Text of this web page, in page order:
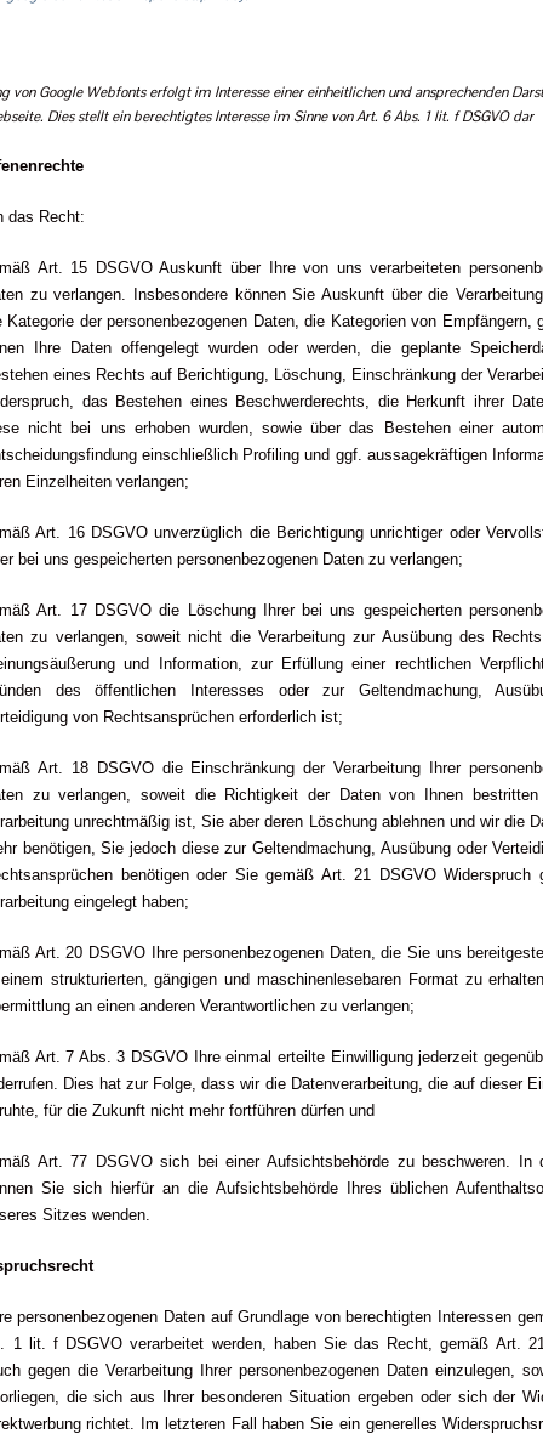
von Google Webfonts erfolgt im Interesse einer einheitlichen und ansprechenden
Dies stellt ein berechtigtes Interesse im Sinne von Art. 6 Abs. 1 lit. f DSGVO dar
das Recht:
Art. 15 DSGVO Auskunft über Ihre von uns verarbeiteten
zu verlangen. Insbesondere können Sie Auskunft über die
Kategorie der personenbezogenen Daten, die Kategorien von Empfängern,
Ihre Daten offengelegt wurden oder werden, die geplante
eines Rechts auf Berichtigung, Löschung, Einschränkung der
das Bestehen eines Beschwerderechts, die Herkunft ihrer
nicht bei uns erhoben wurden, sowie über das Bestehen einer
einschließlich Profiling und ggf. aussagekräftigen
Einzelheiten verlangen;
Art. 16 DSGVO unverzüglich die Berichtigung unrichtiger oder
bei uns gespeicherten personenbezogenen Daten zu verlangen;
Art. 17 DSGVO die Löschung Ihrer bei uns gespeicherten
zu verlangen, soweit nicht die Verarbeitung zur Ausübung des
und Information, zur Erfüllung einer rechtlichen
des öffentlichen Interesses oder zur Geltendmachung,
von Rechtsansprüchen erforderlich ist;
Art. 18 DSGVO die Einschränkung der Verarbeitung Ihrer
zu verlangen, soweit die Richtigkeit der Daten von Ihnen
unrechtmäßig ist, Sie aber deren Löschung ablehnen und wir die
benötigen, Sie jedoch diese zur Geltendmachung, Ausübung oder
benötigen oder Sie gemäß Art. 21 DSGVO Widerspruch
eingelegt haben;
Art. 20 DSGVO Ihre personenbezogenen Daten, die Sie uns
strukturierten, gängigen und maschinenlesebaren Format zu
an einen anderen Verantwortlichen zu verlangen;
Art. 7 Abs. 3 DSGVO Ihre einmal erteilte Einwilligung jederzeit
Dies hat zur Folge, dass wir die Datenverarbeitung, die auf dieser
für die Zukunft nicht mehr fortführen dürfen und
Art. 77 DSGVO sich bei einer Aufsichtsbehörde zu beschweren. In
Sie sich hierfür an die Aufsichtsbehörde Ihres üblichen
Sitzes wenden.
personenbezogenen Daten auf Grundlage von berechtigten Interessen
1 lit. f DSGVO verarbeitet werden, haben Sie das Recht, gemäß Art.
gegen die Verarbeitung Ihrer personenbezogenen Daten einzulegen,
die sich aus Ihrer besonderen Situation ergeben oder sich der
richtet. Im letzteren Fall haben Sie ein generelles